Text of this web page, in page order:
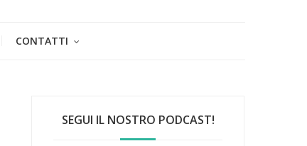
CONTATTI
SEGUI IL NOSTRO PODCAST!